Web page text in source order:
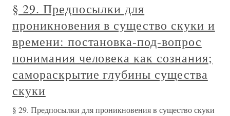
§ 29. Предпосылки для
проникновения в существо скуки и
времени: постановка-под-вопрос
понимания человека как сознания;
самораскрытие глубины существа
скуки
§ 29. Предпосылки для проникновения в существо скуки